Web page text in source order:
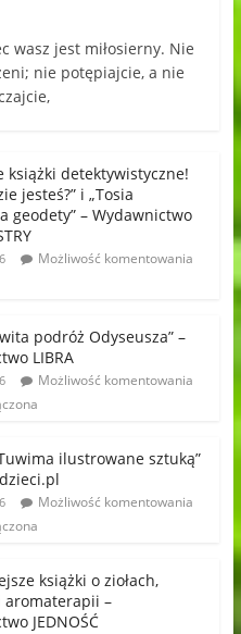
wasz jest miłosierny. Nie
nie potępiajcie, a nie
książki detektywistyczne!
jesteś?” i „Tosia
geodety” – Wydawnictwo
Możliwość komentowania
podróż Odyseusza” –
LIBRA
Możliwość komentowania
ilustrowane sztuką”
Możliwość komentowania
książki o ziołach,
aromaterapii –
JEDNOŚĆ